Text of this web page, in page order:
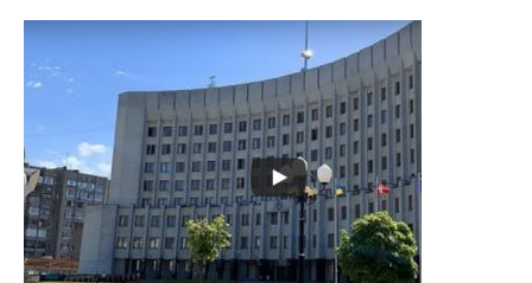
національного і духовного розвитку